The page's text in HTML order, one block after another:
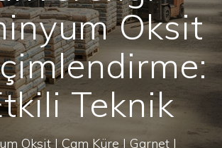
Oksit
Teknik
Oksit | Cam Küre | Garnet |